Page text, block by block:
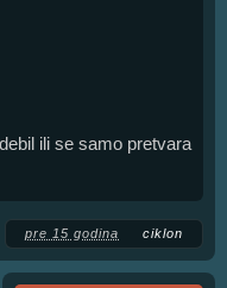
ili se samo pretvara
pre 15 godina ciklon